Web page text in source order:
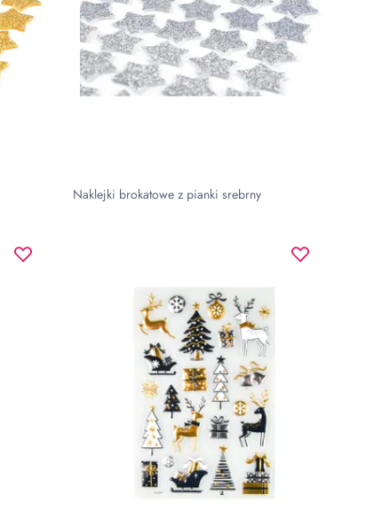
Naklejki brokatowe z pianki srebrny